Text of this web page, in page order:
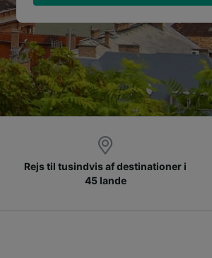
Rejs til tusindvis af destinationer i
45 lande